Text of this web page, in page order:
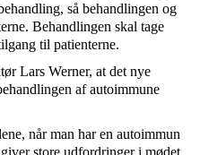
så behandlingen og
Behandlingen skal tage
til patienterne.
Lars Werner, at det nye
af autoimmune
når man har en autoimmun